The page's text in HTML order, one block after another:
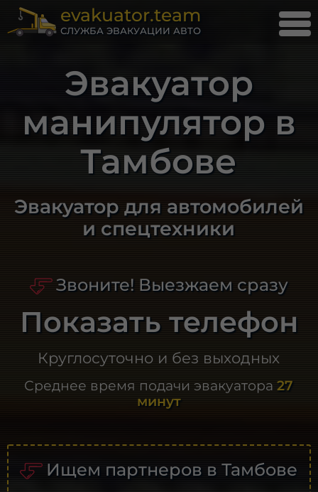
evakuator.team
СЛУЖБА ЭВАКУАЦИИ АВТО
Эвакуатор
манипулятор в
Тамбове
Эвакуатор для автомобилей
и спецтехники
Звоните! Выезжаем сразу
Показать телефон
Круглосуточно и без выходных
Среднее время подачи эвакуатора27
минут
Ищем партнеров в Тамбове